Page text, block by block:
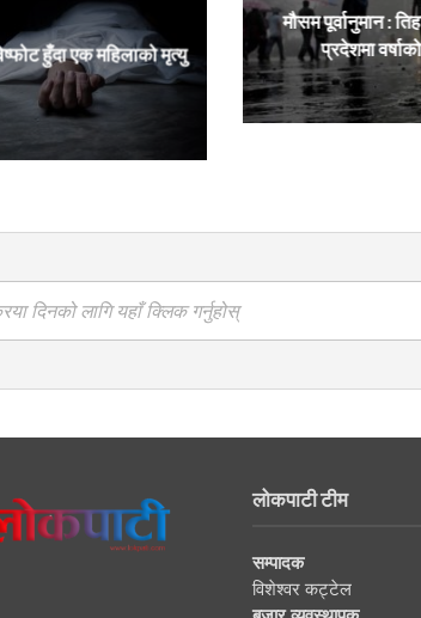
हुँदा एक महिलाको मृत्यु
मौसम पूर्वानुमान :
प्रदेशमा
दिनको लागि यहाँ क्लिक गर्नुहोस्
लोकपाटी टीम
सम्पादक
विशेश्वर कट्टेल